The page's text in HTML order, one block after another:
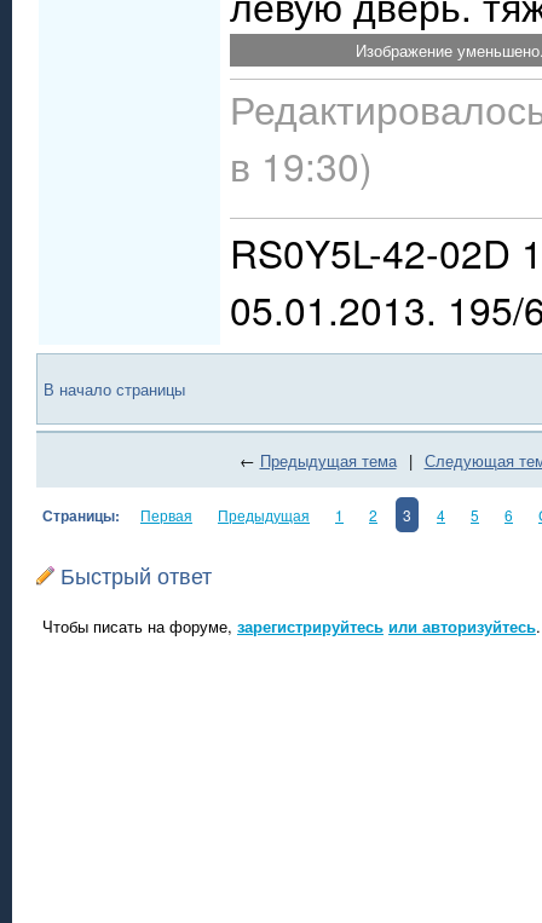
Изображение
в 19:30)
RS0Y5L-42-02D
05.01.2013. 195/
В начало страницы
← Предыдущая тема | Следующая
Страницы: Первая Предыдущая 1 2 3 4 5 6
Быстрый ответ
Чтобы писать на форуме, зарегистрируйтесь или авторизуйтесь.